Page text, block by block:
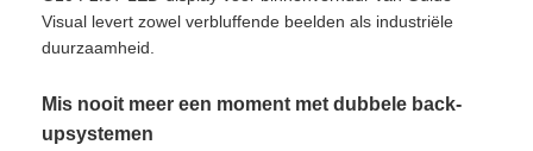
Huis
Visual levert zowel verbluffende beelden als industriële
duurzaamheid.
Mis nooit meer een moment met dubbele back-
upsystemen